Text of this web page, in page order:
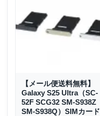
【メール便送料無料】
Galaxy S25 Ultra（SC-
52F SCG32 SM-S938Z
SM-S938Q）SIMカード